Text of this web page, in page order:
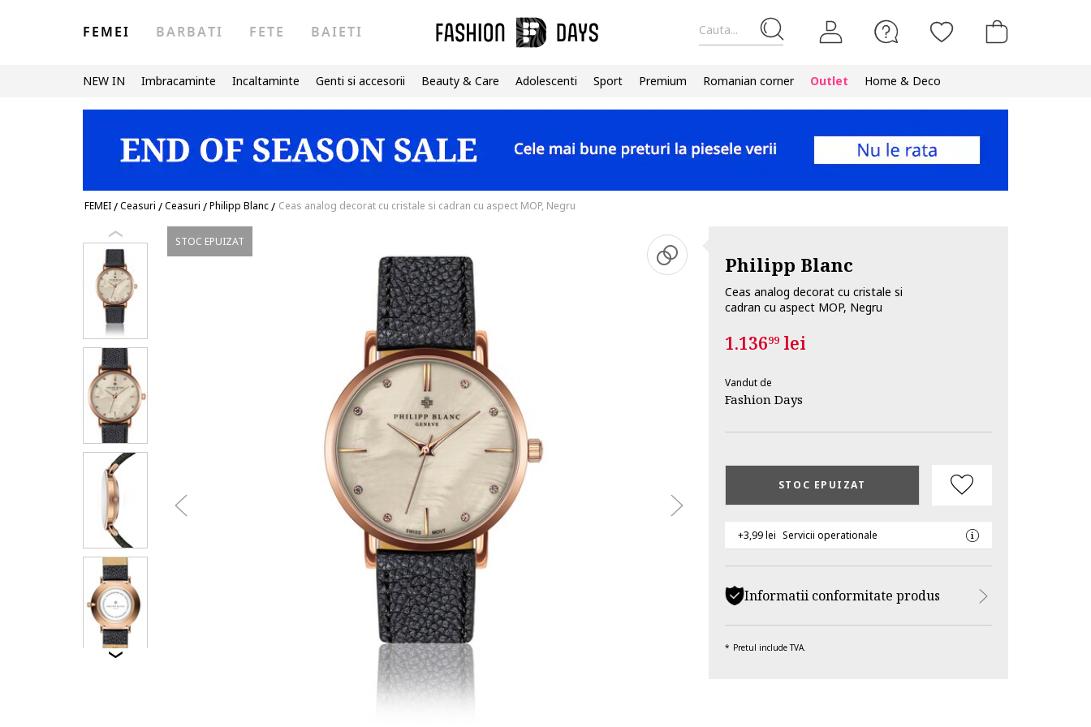
Cauta...
FEMEI BARBATI FETE BAIETI
NEW IN Imbracaminte Incaltaminte Genti si accesorii Beauty & Care Adolescenti Sport Premium Romanian corner Outlet Home & Deco
FEMEI/Ceasuri /Ceasuri /Philipp Blanc/ Ceas analog decorat cu cristale si cadran cu aspect MOP, Negru
STOC EPUIZAT
Philipp Blanc
Ceas analog decorat cu cristale si
cadran cu aspect MOP, Negru
1.13699lei
Vandut de
Fashion Days
STOC EPUIZAT
+3,99 lei Servicii operationale
Informatii conformitate produs
Pretul include TVA.